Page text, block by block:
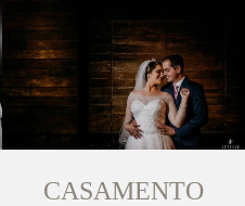
CASAMENTO